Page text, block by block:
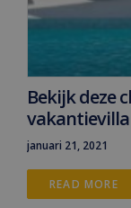
Bekijk deze
vakantievilla
januari 21, 2021
READ MORE